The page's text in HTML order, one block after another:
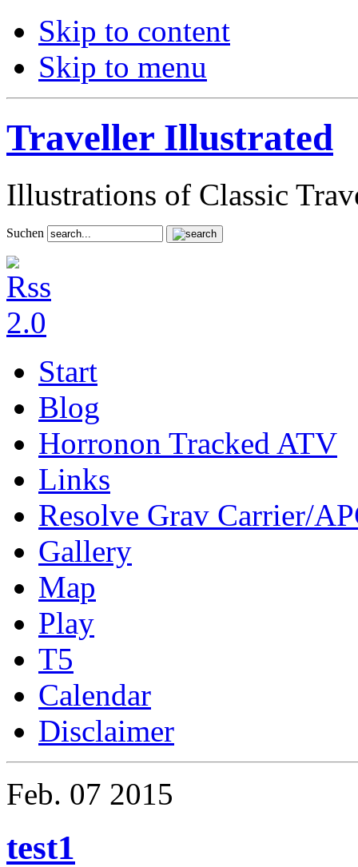
Skip to content
Skip to menu
Traveller Illustrated
Illustrations of Classic
Suchen
Start
Blog
Horronon Tracked ATV
Links
Resolve Grav Carrier/
Gallery
Map
Play
T5
Calendar
Disclaimer
Feb. 07 2015
test1